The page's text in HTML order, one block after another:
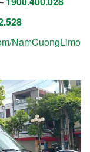
NamCuongLimo